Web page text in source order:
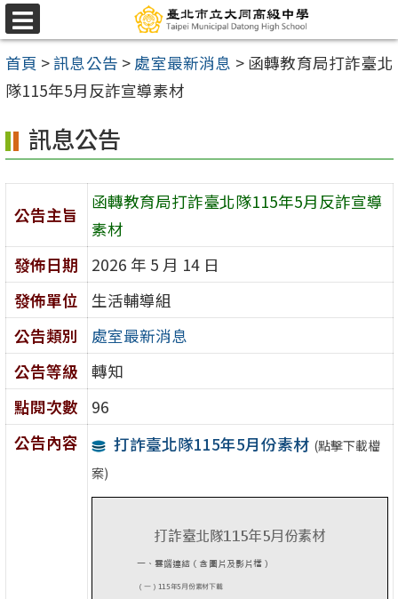
跳
至
主
要
容
區
選
單
首頁 >訊息公告 > 處室最新消息 > 函轉教育局打詐臺北
隊115年5月反詐宣導素材
訊息公告
公告主旨
函轉教育局打詐臺北隊115年5月反詐宣導
素材
發佈日期
2026 年 5 月 14 日
發佈單位
生活輔導組
公告類別
處室最新消息
公告等級
轉知
點閱次數
96
公告內容
打詐臺北隊115年5月份素材 (點擊下載檔
案)